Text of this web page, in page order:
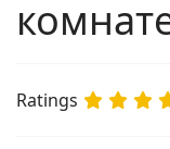
Ratings